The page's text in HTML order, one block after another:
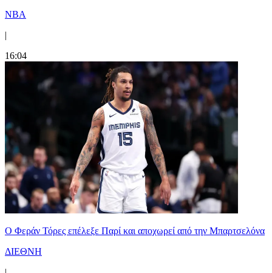
NBA
|
16:04
Ο Φεράν Τόρες επέλεξε Παρί και αποχωρεί από την Μπαρτσελόνα
ΔΙΕΘΝΗ